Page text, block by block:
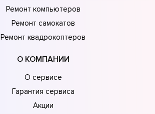
Ремонт компьютеров
Ремонт самокатов
Ремонт квадрокоптеров
О КОМПАНИИ
О сервисе
Гарантия сервиса
Акции